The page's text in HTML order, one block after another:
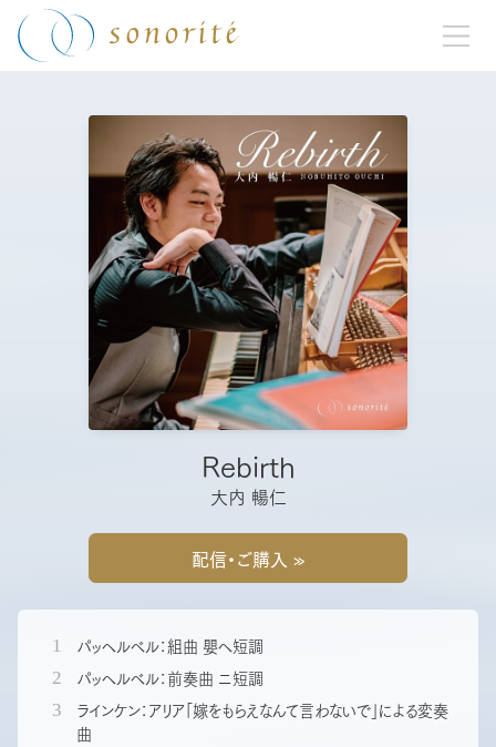
Rebirth
大内 暢仁
配信・ご購入 »
パッヘルベル：組曲 嬰ヘ短調
パッヘルベル：前奏曲 ニ短調
ラインケン：アリア「嫁をもらえなんて言わないで」による変奏
曲